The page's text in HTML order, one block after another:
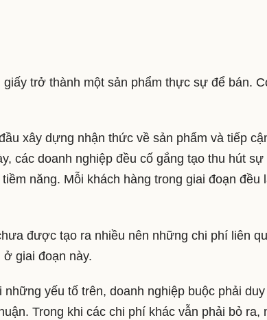
trở thành một sản phẩm thực sự để bán.
xây dựng nhận thức về sản phẩm và tiếp
các doanh nghiệp đều cố gắng tạo thu hút sự
năng. Mỗi khách hàng trong giai đoạn đều
được tạo ra nhiều nên những chi phí liên
giai đoạn này.
yếu tố trên, doanh nghiệp buộc phải
Trong khi các chi phí khác vẫn phải bỏ ra,